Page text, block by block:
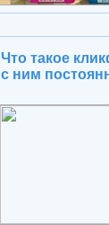
Что такое
с ним